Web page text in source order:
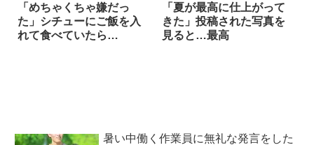
「めちゃくちゃ嫌だっ
た」シチューにご飯を入
れて食べていたら…
「夏が最高に仕上がって
きた」投稿された写真を
見ると…最高
暑い中働く作業員に無礼な発言をした